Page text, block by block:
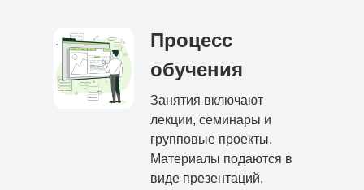
Процесс
обучения
Занятия включают
лекции, семинары и
групповые проекты.
Материалы подаются в
виде презентаций,